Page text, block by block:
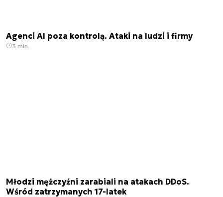
Agenci AI poza kontrolą. Ataki na ludzi i firmy
3 min.
Młodzi mężczyźni zarabiali na atakach DDoS.
Wśród zatrzymanych 17-latek